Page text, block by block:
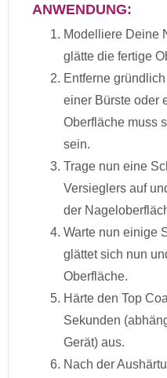
ANWENDUNG:
Modelliere Deine
glätte die fertige
Entferne
einer Bürste oder
Oberfläche muss
sein.
Trage nun eine
Versieglers auf
der
Warte nun einige
glättet sich nun
Oberfläche.
Härte den Top
Sekunden
Gerät) aus.
Nach der